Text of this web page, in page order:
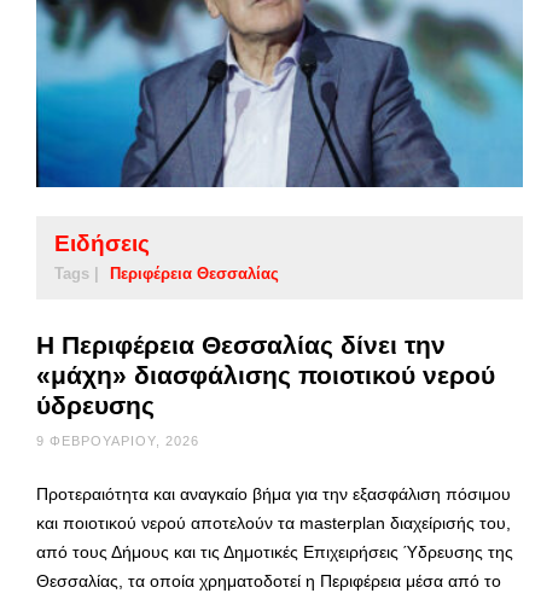
Ειδήσεις
Tags | Περιφέρεια Θεσσαλίας
Η Περιφέρεια Θεσσαλίας δίνει την
«μάχη» διασφάλισης ποιοτικού νερού
ύδρευσης
9 ΦΕΒΡΟΥΑΡΊΟΥ, 2026
Προτεραιότητα και αναγκαίο βήμα για την εξασφάλιση πόσιμου
και ποιοτικού νερού αποτελούν τα masterplan διαχείρισής του,
από τους Δήμους και τις Δημοτικές Επιχειρήσεις Ύδρευσης της
Θεσσαλίας, τα οποία χρηματοδοτεί η Περιφέρεια μέσα από το